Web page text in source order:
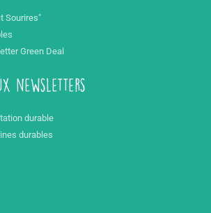
Sourires"
Green Deal
newsletters
durable
durables